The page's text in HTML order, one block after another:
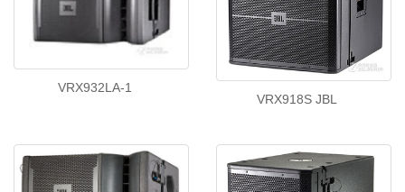
VRX932LA-1
VRX918S JBL